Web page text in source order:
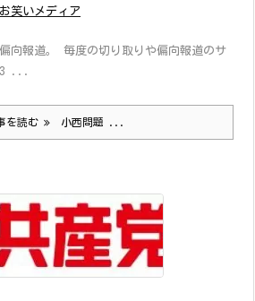
お笑いメディア
偏向報道。 毎度の切り取りや偏向報道のサ
...
を読む 小西問題 ...